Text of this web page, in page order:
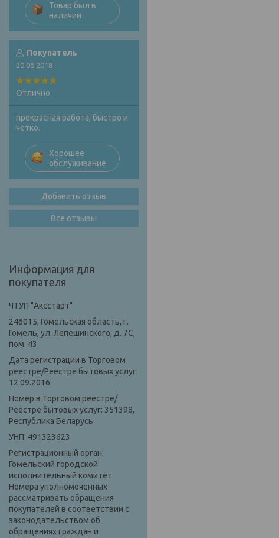
Товар был в
наличии
Покупатель
20.06.2018
Отлично
прекрасная работа, быстро и
четко.
Хорошее
обслуживание
Добавить отзыв
Все отзывы
Информация для
покупателя
ЧТУП "Аксстарт"
246015, Гомельская область, г.
Гомель, ул. Лепешинского, д. 7С,
пом. 43
Дата регистрации в Торговом
реестре/Реестре бытовых услуг:
12.09.2016
Номер в Торговом реестре/
Реестре бытовых услуг: 351398,
Республика Беларусь
УНП: 491323623
Регистрационный орган:
Гомельский городской
исполнительный комитет
Номера уполномоченных
рассматривать обращения
покупателей в соответствии с
законодательством об
обращениях граждан и